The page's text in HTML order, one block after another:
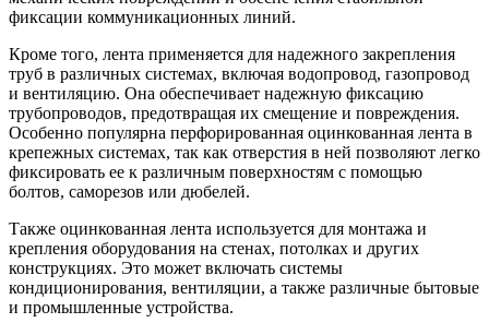
фиксации коммуникационных линий.
Кроме того, лента применяется для надежного закрепления
труб в различных системах, включая водопровод, газопровод
и вентиляцию. Она обеспечивает надежную фиксацию
трубопроводов, предотвращая их смещение и повреждения.
Особенно популярна перфорированная оцинкованная лента в
крепежных системах, так как отверстия в ней позволяют легко
фиксировать ее к различным поверхностям с помощью
болтов, саморезов или дюбелей.
Также оцинкованная лента используется для монтажа и
крепления оборудования на стенах, потолках и других
конструкциях. Это может включать системы
кондиционирования, вентиляции, а также различные бытовые
и промышленные устройства.